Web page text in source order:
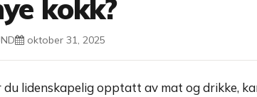
kokk?
oktober 31, 2025
du lidenskapelig opptatt av mat og drikke,